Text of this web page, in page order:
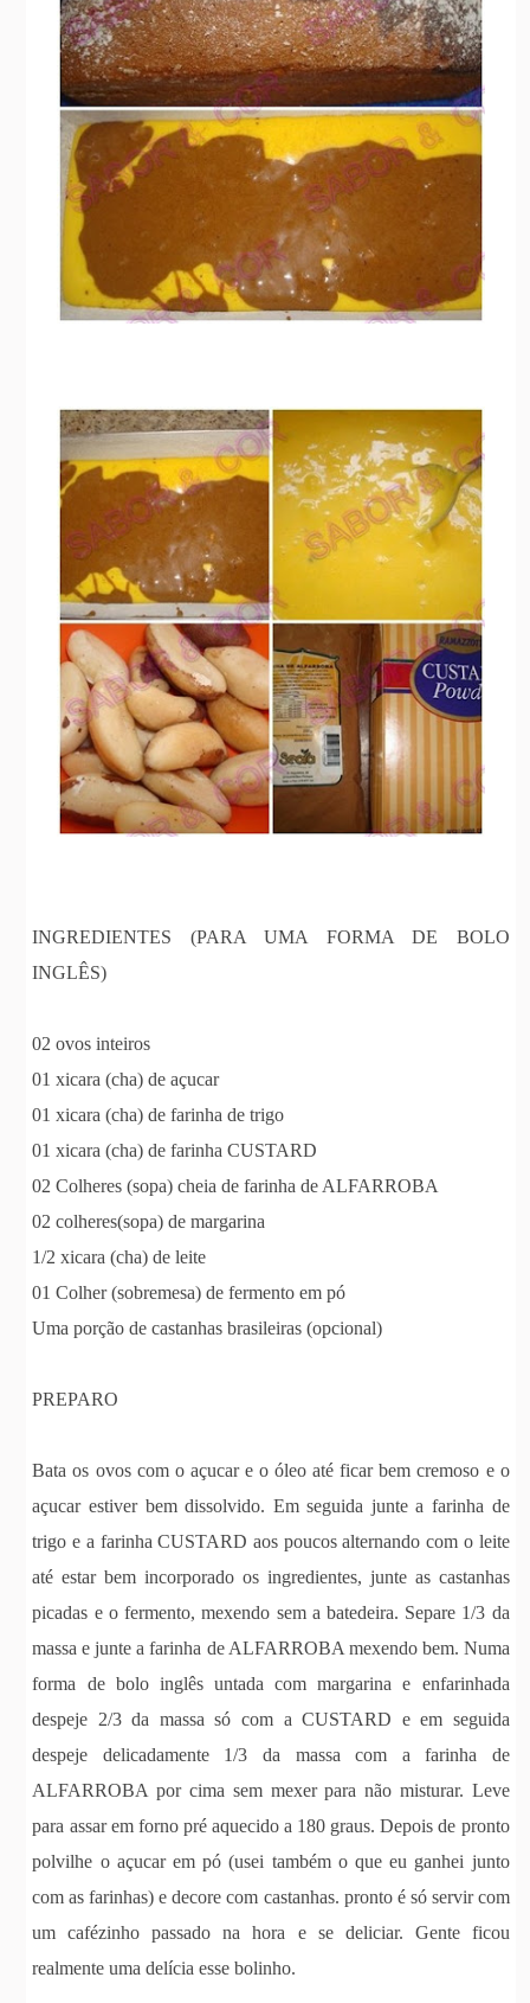
INGREDIENTES (PARA UMA FORMA DE BOLO
INGLÊS)
02 ovos inteiros
01 xicara (cha) de açucar
01 xicara (cha) de farinha de trigo
01 xicara (cha) de farinha CUSTARD
02 Colheres (sopa) cheia de farinha de ALFARROBA
02 colheres(sopa) de margarina
1/2 xicara (cha) de leite
01 Colher (sobremesa) de fermento em pó
Uma porção de castanhas brasileiras (opcional)
PREPARO
Bata os ovos com o açucar e o óleo até ficar bem cremoso e o
açucar estiver bem dissolvido. Em seguida junte a farinha de
trigo e a farinha CUSTARD aos poucos alternando com o leite
até estar bem incorporado os ingredientes, junte as castanhas
picadas e o fermento, mexendo sem a batedeira. Separe 1/3 da
massa e junte a farinha de ALFARROBA mexendo bem. Numa
forma de bolo inglês untada com margarina e enfarinhada
despeje 2/3 da massa só com a CUSTARD e em seguida
despeje delicadamente 1/3 da massa com a farinha de
ALFARROBA por cima sem mexer para não misturar. Leve
para assar em forno pré aquecido a 180 graus. Depois de pronto
polvilhe o açucar em pó (usei também o que eu ganhei junto
com as farinhas) e decore com castanhas. pronto é só servir com
um cafézinho passado na hora e se deliciar. Gente ficou
realmente uma delícia esse bolinho.